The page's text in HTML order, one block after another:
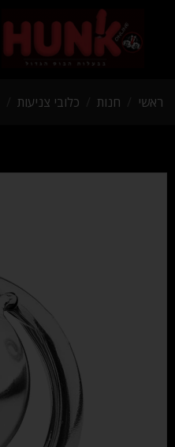
ראשי חנות כלובי צניעות